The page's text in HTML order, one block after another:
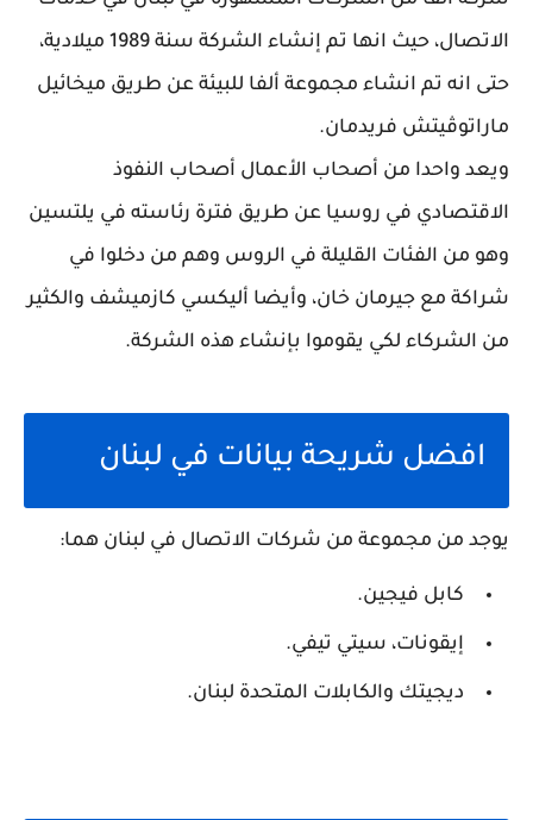
الاتصال، حيث انها تم إنشاء الشركة سنة 1989 ميلادية،
حتى انه تم انشاء مجموعة ألفا للبيئة عن طريق ميخائيل
ماراتوڤيتش فريدمان.
ويعد واحدا من أصحاب الأعمال أصحاب النفوذ
الاقتصادي في روسيا عن طريق فترة رئاسته في يلتسين
وهو من الفئات القليلة في الروس وهم من دخلوا في
شراكة مع جيرمان خان، وأيضا أليكسي كازميشف والكثير
من الشركاء لكي يقوموا بإنشاء هذه الشركة.
افضل شريحة بيانات في لبنان
يوجد من مجموعة من شركات الاتصال في لبنان هما:
كابل فيجين.
إيقونات، سيتي تيفي.
ديجيتك والكابلات المتحدة لبنان.